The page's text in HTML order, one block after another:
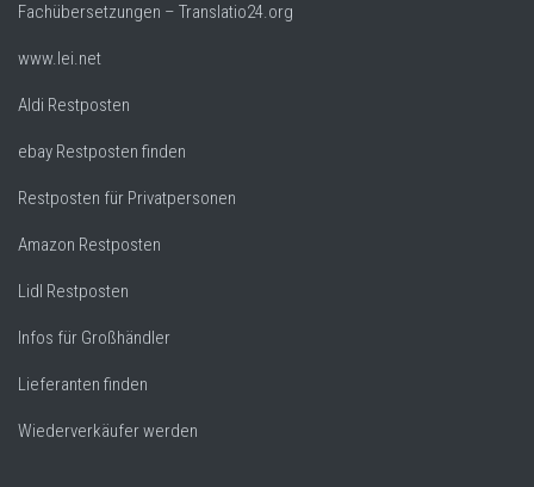
Fachübersetzungen – Translatio24.org
www.lei.net
Aldi Restposten
ebay Restposten finden
Restposten für Privatpersonen
Amazon Restposten
Lidl Restposten
Infos für Großhändler
Lieferanten finden
Wiederverkäufer werden